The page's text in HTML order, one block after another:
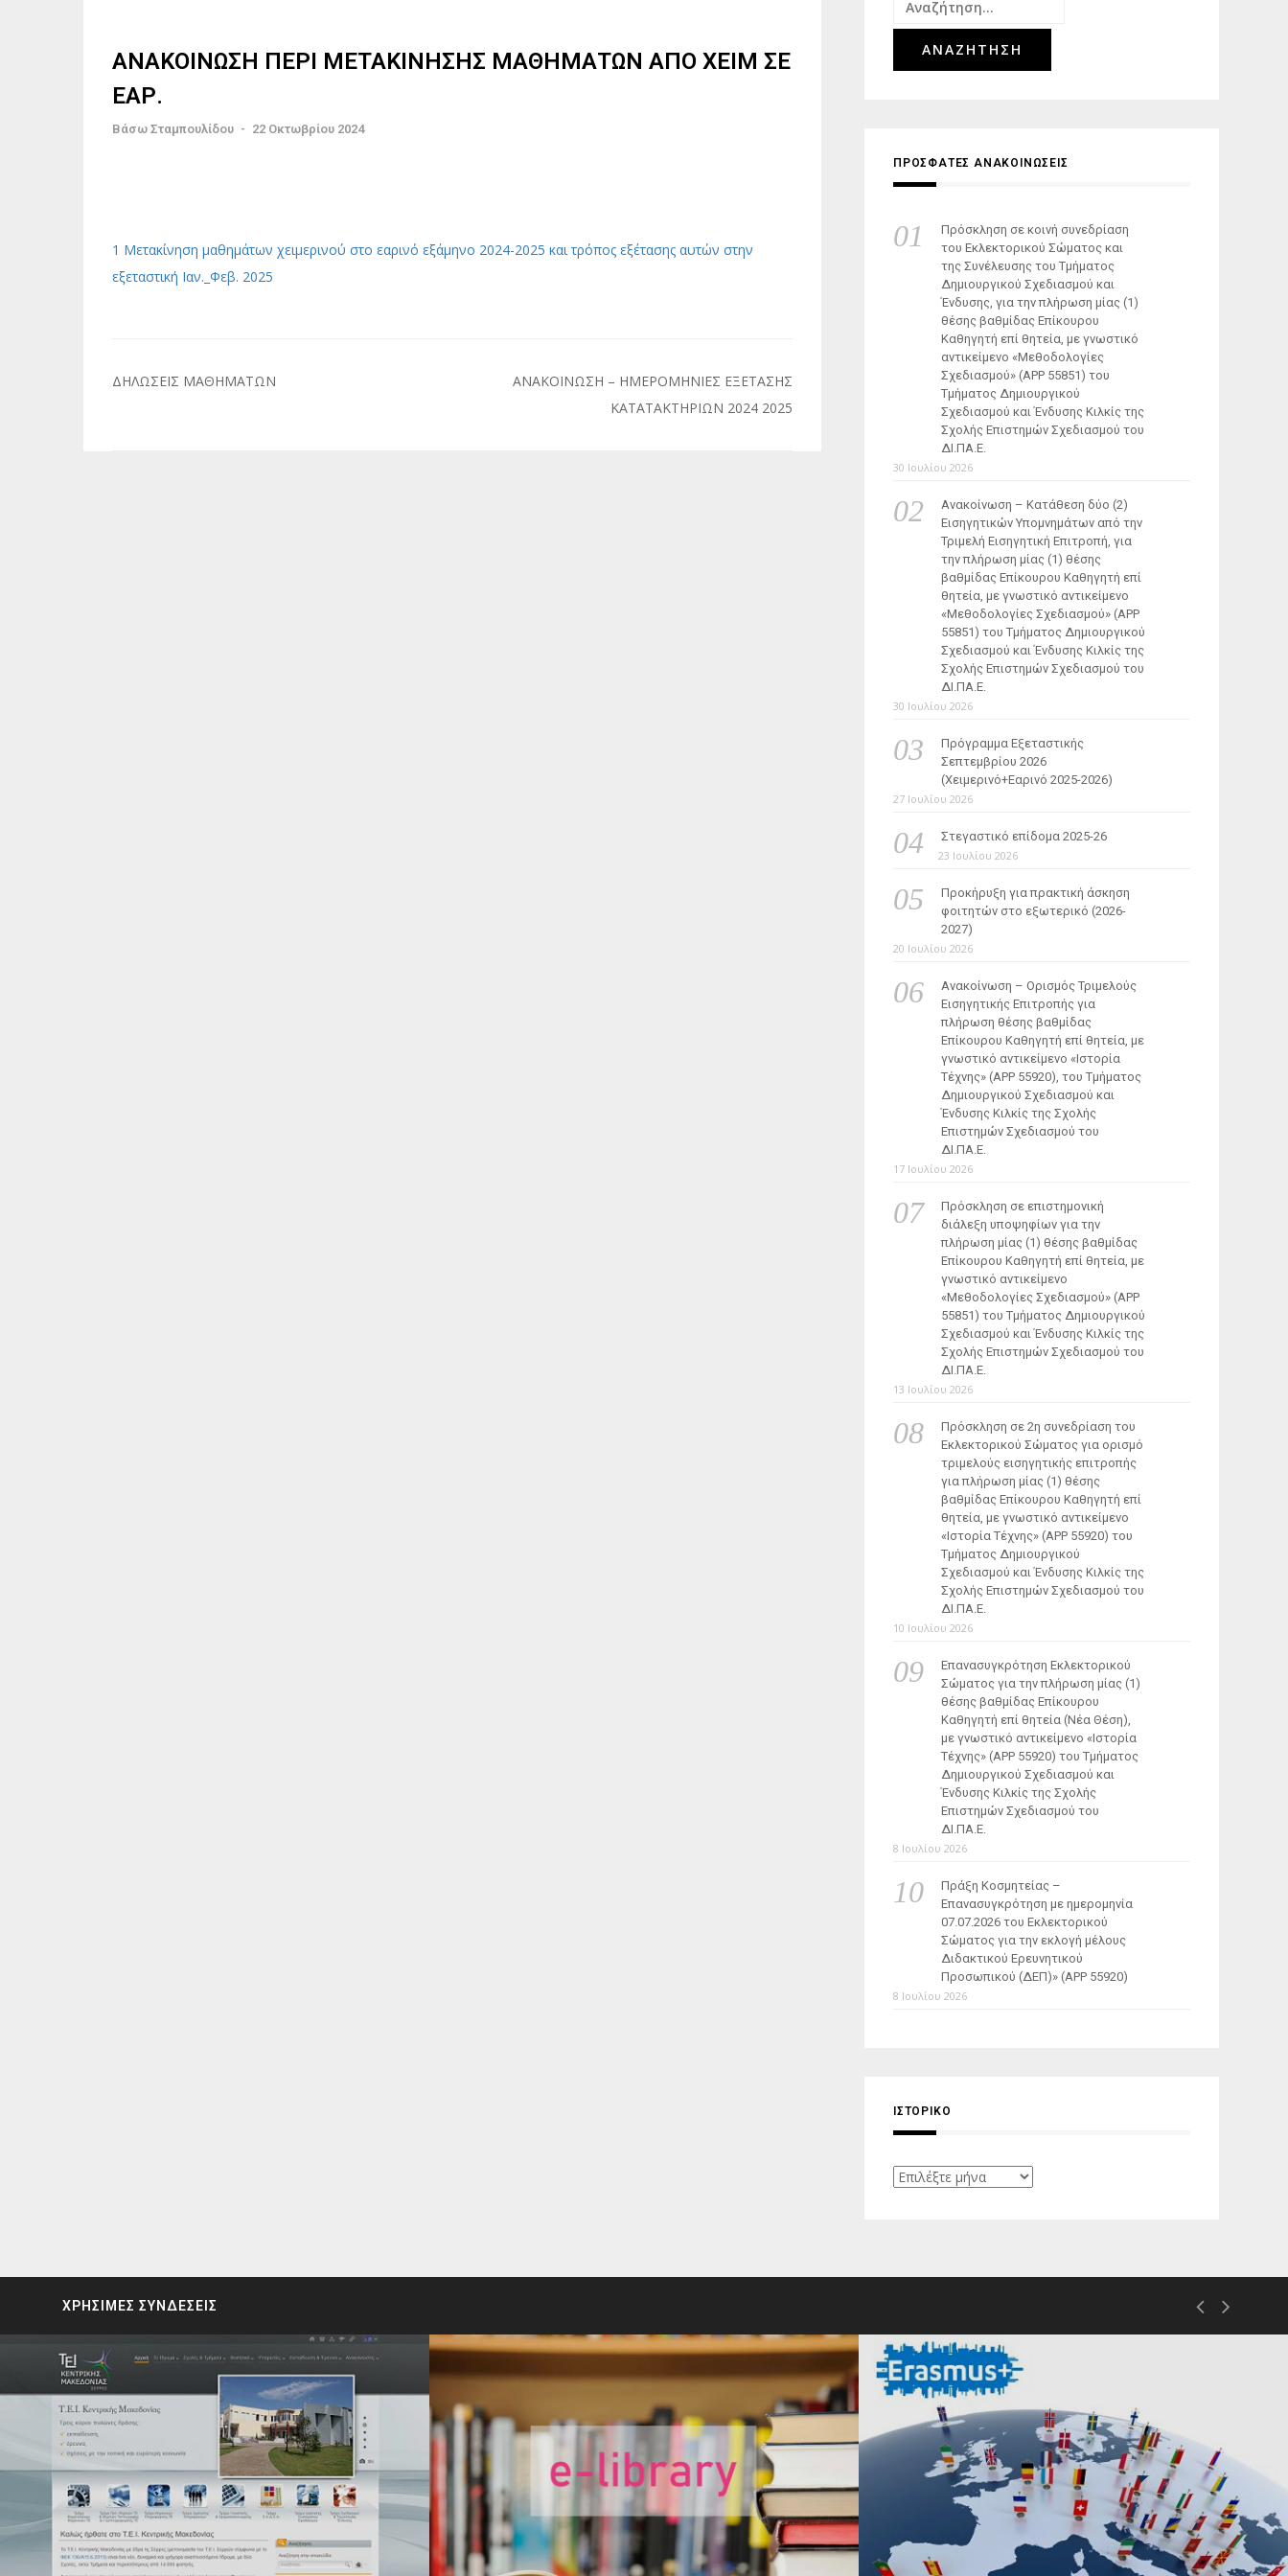
ΑΝΑΚΟΙΝΩΣΗ ΠΕΡΙ ΜΕΤΑΚΙΝΗΣΗΣ ΜΑΘΗΜΑΤΩΝ ΑΠΟ ΧΕΙΜ ΣΕ
ΕΑΡ.
Βάσω Σταμπουλίδου - 22 Οκτωβρίου 2024
1 Μετακίνηση μαθημάτων χειμερινού στο εαρινό εξάμηνο 2024-2025 και τρόπος εξέτασης αυτών στην
εξεταστική Ιαν._Φεβ. 2025
Πλοήγηση
ΔΗΛΩΣΕΙΣ ΜΑΘΗΜΑΤΩΝ
ΑΝΑΚΟΙΝΩΣΗ – ΗΜΕΡΟΜΗΝΙΕΣ ΕΞΕΤΑΣΗΣ
ΚΑΤΑΤΑΚΤΗΡΙΩΝ 2024 2025
για:
ΠΡΟΣΦΑΤΕΣ ΑΝΑΚΟΙΝΩΣΕΙΣ
Πρόσκληση σε κοινή συνεδρίαση
του Εκλεκτορικού Σώματος και
της Συνέλευσης του Τμήματος
Δημιουργικού Σχεδιασμού και
Ένδυσης, για την πλήρωση μίας (1)
θέσης βαθμίδας Επίκουρου
Καθηγητή επί θητεία, με γνωστικό
αντικείμενο «Μεθοδολογίες
Σχεδιασμού» (ΑΡΡ 55851) του
Τμήματος Δημιουργικού
Σχεδιασμού και Ένδυσης Κιλκίς της
Σχολής Επιστημών Σχεδιασμού του
ΔΙ.ΠΑ.Ε.
30 Ιουλίου 2026
Ανακοίνωση – Κατάθεση δύο (2)
Εισηγητικών Υπομνημάτων από την
Τριμελή Εισηγητική Επιτροπή, για
την πλήρωση μίας (1) θέσης
βαθμίδας Επίκουρου Καθηγητή επί
θητεία, με γνωστικό αντικείμενο
«Μεθοδολογίες Σχεδιασμού» (ΑΡΡ
55851) του Τμήματος Δημιουργικού
Σχεδιασμού και Ένδυσης Κιλκίς της
Σχολής Επιστημών Σχεδιασμού του
ΔΙ.ΠΑ.Ε.
30 Ιουλίου 2026
Πρόγραμμα Εξεταστικής
Σεπτεμβρίου 2026
(Χειμερινό+Εαρινό 2025-2026)
27 Ιουλίου 2026
Στεγαστικό επίδομα 2025-26
23 Ιουλίου 2026
Προκήρυξη για πρακτική άσκηση
φοιτητών στο εξωτερικό (2026-
2027)
20 Ιουλίου 2026
Ανακοίνωση – Ορισμός Τριμελούς
Εισηγητικής Επιτροπής για
πλήρωση θέσης βαθμίδας
Επίκουρου Καθηγητή επί θητεία, με
γνωστικό αντικείμενο «Ιστορία
Τέχνης» (ΑΡΡ 55920), του Τμήματος
Δημιουργικού Σχεδιασμού και
Ένδυσης Κιλκίς της Σχολής
Επιστημών Σχεδιασμού του
ΔΙ.ΠΑ.Ε.
17 Ιουλίου 2026
Πρόσκληση σε επιστημονική
διάλεξη υποψηφίων για την
πλήρωση μίας (1) θέσης βαθμίδας
Επίκουρου Καθηγητή επί θητεία, με
γνωστικό αντικείμενο
«Μεθοδολογίες Σχεδιασμού» (ΑΡΡ
55851) του Τμήματος Δημιουργικού
Σχεδιασμού και Ένδυσης Κιλκίς της
Σχολής Επιστημών Σχεδιασμού του
ΔΙ.ΠΑ.Ε.
13 Ιουλίου 2026
Πρόσκληση σε 2η συνεδρίαση του
Εκλεκτορικού Σώματος για ορισμό
τριμελούς εισηγητικής επιτροπής
για πλήρωση μίας (1) θέσης
βαθμίδας Επίκουρου Καθηγητή επί
θητεία, με γνωστικό αντικείμενο
«Ιστορία Τέχνης» (ΑΡΡ 55920) του
Τμήματος Δημιουργικού
Σχεδιασμού και Ένδυσης Κιλκίς της
Σχολής Επιστημών Σχεδιασμού του
ΔΙ.ΠΑ.Ε.
10 Ιουλίου 2026
Επανασυγκρότηση Εκλεκτορικού
Σώματος για την πλήρωση μίας (1)
θέσης βαθμίδας Επίκουρου
Καθηγητή επί θητεία (Νέα Θέση),
με γνωστικό αντικείμενο «Ιστορία
Τέχνης» (ΑΡΡ 55920) του Τμήματος
Δημιουργικού Σχεδιασμού και
Ένδυσης Κιλκίς της Σχολής
Επιστημών Σχεδιασμού του
ΔΙ.ΠΑ.Ε.
8 Ιουλίου 2026
Πράξη Κοσμητείας –
Επανασυγκρότηση με ημερομηνία
07.07.2026 του Εκλεκτορικού
Σώματος για την εκλογή μέλους
Διδακτικού Ερευνητικού
Προσωπικού (ΔΕΠ)» (APP 55920)
8 Ιουλίου 2026
ΙΣΤΟΡΙΚΌ
Ιστορικό
ΧΡΗΣΙΜΕΣ ΣΥΝΔΕΣΕΙΣ